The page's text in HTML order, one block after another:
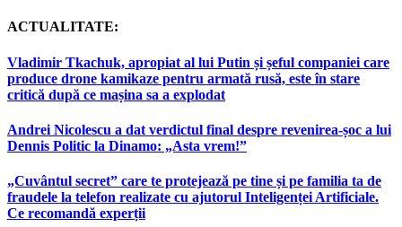
ACTUALITATE:
Vladimir Tkachuk, apropiat al lui Putin și șeful companiei care
produce drone kamikaze pentru armată rusă, este în stare
critică după ce mașina sa a explodat
Andrei Nicolescu a dat verdictul final despre revenirea-șoc a lui
Dennis Politic la Dinamo: „Asta vrem!”
„Cuvântul secret” care te protejează pe tine și pe familia ta de
fraudele la telefon realizate cu ajutorul Inteligenței Artificiale.
Ce recomandă experții